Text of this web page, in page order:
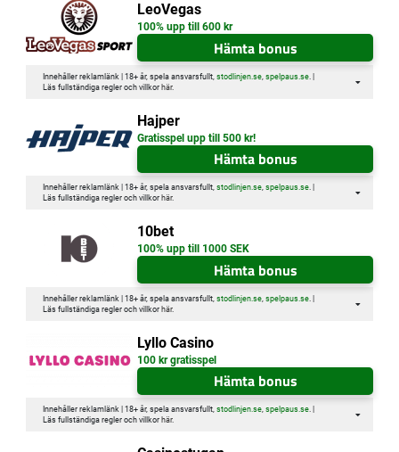
LeoVegas
100% upp till 600 kr
Hämta bonus
Innehåller reklamlänk | 18+ år, spela ansvarsfullt, stodlinjen.se, spelpaus.se. |
Läs fullständiga regler och villkor här.
Hajper
Gratisspel upp till 500 kr!
Hämta bonus
Innehåller reklamlänk | 18+ år, spela ansvarsfullt, stodlinjen.se, spelpaus.se. |
Läs fullständiga regler och villkor här.
10bet
100% upp till 1000 SEK
Hämta bonus
Innehåller reklamlänk | 18+ år, spela ansvarsfullt, stodlinjen.se, spelpaus.se. |
Läs fullständiga regler och villkor här.
Lyllo Casino
100 kr gratisspel
Hämta bonus
Innehåller reklamlänk | 18+ år, spela ansvarsfullt, stodlinjen.se, spelpaus.se. |
Läs fullständiga regler och villkor här.